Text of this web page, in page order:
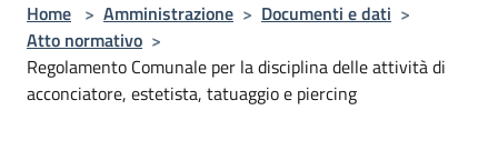
Home > Amministrazione > Documenti e dati >
Atto normativo >
Regolamento Comunale per la disciplina delle attività di
acconciatore, estetista, tatuaggio e piercing